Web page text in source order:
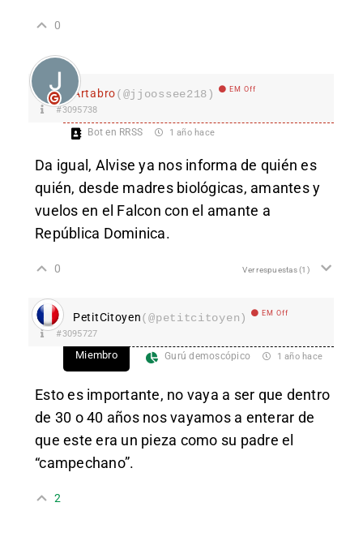
0
Ártabro(@jjoossee218) EM Off
#3095738
Bot en RRSS 1 año hace
Da igual, Alvise ya nos informa de quién es
quién, desde madres biológicas, amantes y
vuelos en el Falcon con el amante a
República Dominica.
0 Ver respuestas(1)
PetitCitoyen(@petitcitoyen) EM Off
#3095727
Miembro Gurú demoscópico 1 año hace
Esto es importante, no vaya a ser que dentro
de 30 o 40 años nos vayamos a enterar de
que este era un pieza como su padre el
“campechano”.
2